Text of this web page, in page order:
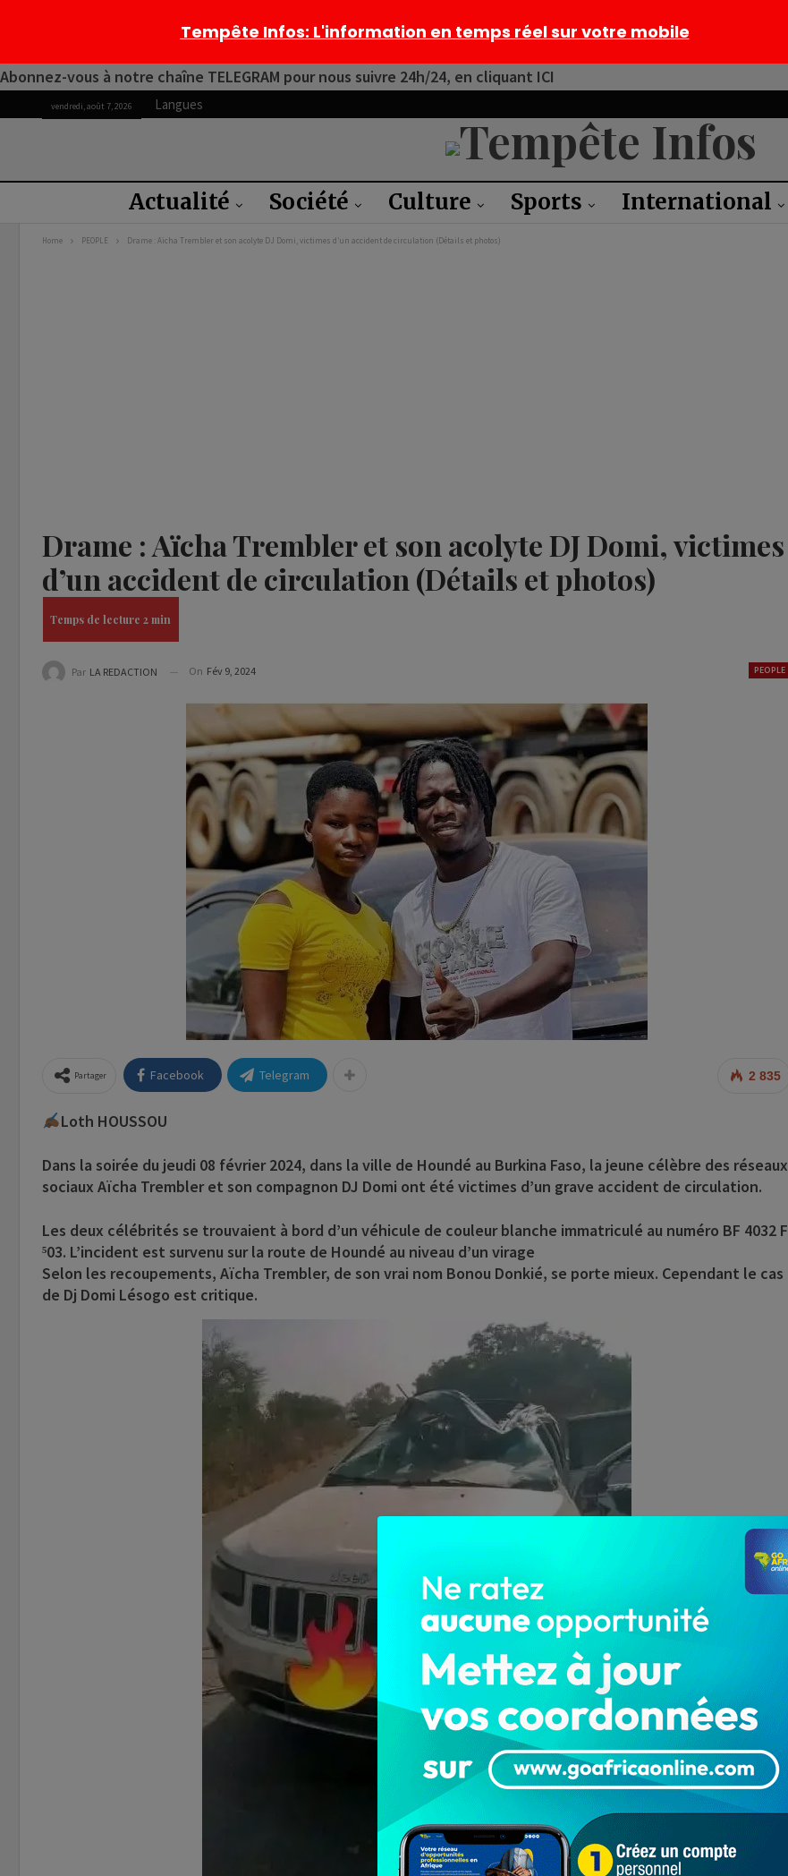
Abonnez-vous à notre chaîne TELEGRAM pour nous suivre 24h/24, en cliquant ICI
vendredi, août 7, 2026 Langues
Actualité Société Culture Sports International
Home PEOPLE Drame : Aïcha Trembler et son acolyte DJ Domi, victimes d’un accident de circulation (Détails et photos)
Drame : Aïcha Trembler et son acolyte DJ Domi, victimes
d’un accident de circulation (Détails et photos)
PEOPLE
Par LA REDACTION On Fév 9, 2024
2 835
Partager Facebook Telegram
Loth HOUSSOU
Dans la soirée du jeudi 08 février 2024, dans la ville de Houndé au Burkina Faso, la jeune célèbre des réseaux
sociaux Aïcha Trembler et son compagnon DJ Domi ont été victimes d’un grave accident de circulation.
Les deux célébrités se trouvaient à bord d’un véhicule de couleur blanche immatriculé au numéro BF 4032 F
⁵03. L’incident est survenu sur la route de Houndé au niveau d’un virage
Selon les recoupements, Aïcha Trembler, de son vrai nom Bonou Donkié, se porte mieux. Cependant le cas
de Dj Domi Lésogo est critique.
Tempête Infos: L'information en temps réel sur votre mobile